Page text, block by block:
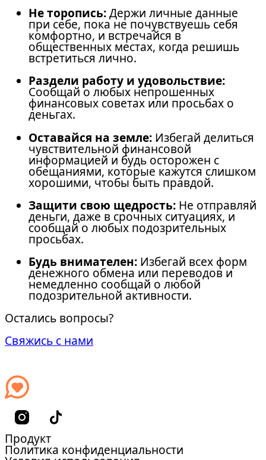
Не торопись:Держи личные данные
при себе, пока не почувствуешь себя
комфортно, и встречайся в
общественных местах, когда решишь
встретиться лично.
Раздели работу и удовольствие:
Сообщай о любых непрошенных
финансовых советах или просьбах о
деньгах.
Оставайся на земле: Избегай делиться
чувствительной финансовой
информацией и будь осторожен с
обещаниями, которые кажутся слишком
хорошими, чтобы быть правдой.
Защити свою щедрость: Не отправляй
деньги, даже в срочных ситуациях, и
сообщай о любых подозрительных
просьбах.
Будь внимателен: Избегай всех форм
денежного обмена или переводов и
немедленно сообщай о любой
подозрительной активности.
Остались вопросы?
Свяжись с нами
Продукт
Политика конфиденциальности